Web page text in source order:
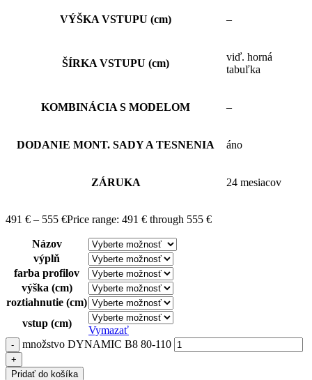
VÝŠKA VSTUPU (cm) –
ŠÍRKA VSTUPU (cm)
viď. horná
tabuľka
KOMBINÁCIA S MODELOM –
DODANIE MONT. SADY A TESNENIA áno
ZÁRUKA 24 mesiacov
491 € – 555 €Price range: 491 € through 555 €
Názov
výplň
farba profilov
výška (cm)
roztiahnutie (cm)
vstup (cm)
Vymazať
množstvo DYNAMIC B8 80-110
Pridať do košíka